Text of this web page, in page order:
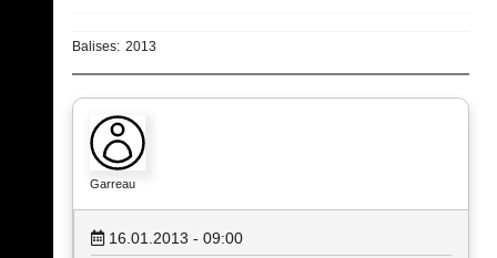
Balises: 2013
Garreau
16.01.2013 - 09:00